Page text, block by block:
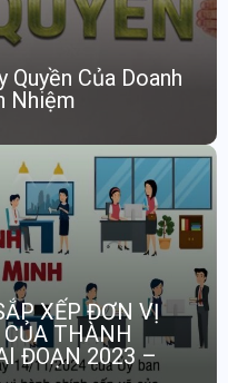
Của Doanh
Nhiệm
XẾP ĐƠN VỊ
THÀNH
ĐOẠN 2023 –